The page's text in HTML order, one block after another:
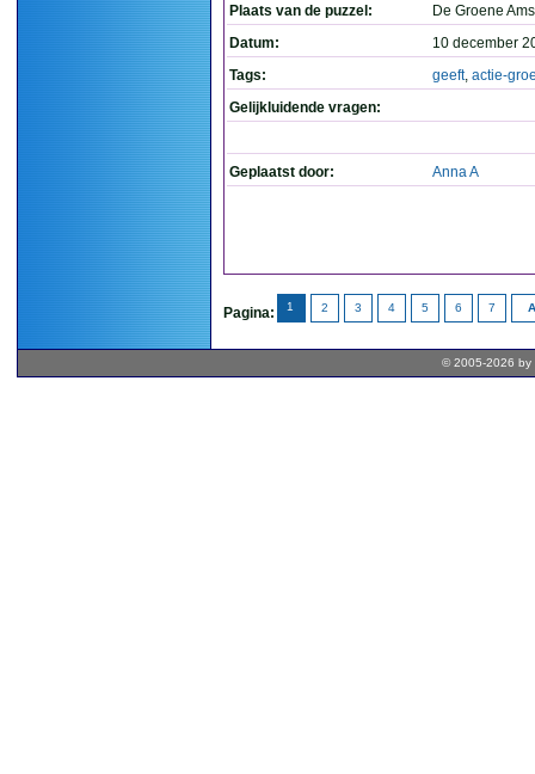
Plaats van de puzzel:
De Groene
Datum:
10 december
Tags:
geeft, actie-
Gelijkluidende vragen:
Geplaatst door: Anna A
Pagina: 1 2 3 4 5 6 7
© 2005-2026 by